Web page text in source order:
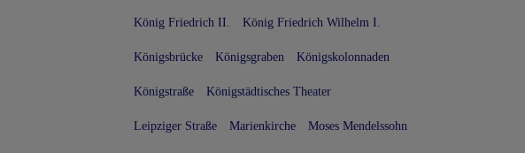
König Friedrich II. König Friedrich Wilhelm I.
Königsbrücke Königsgraben Königskolonnaden
Königstraße Königstädtisches Theater
Leipziger Straße Marienkirche Moses Mendelssohn